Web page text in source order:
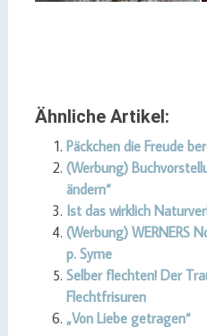
Ähnliche Artikel:
Päckchen die Freude
(Werbung)
ändern“
Ist das wirklich
(Werbung) WERNERS
p. Syme
Selber flechten! Der
Flechtfrisuren
„Von Liebe getragen“